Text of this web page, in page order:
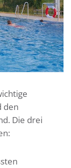
den
Die drei